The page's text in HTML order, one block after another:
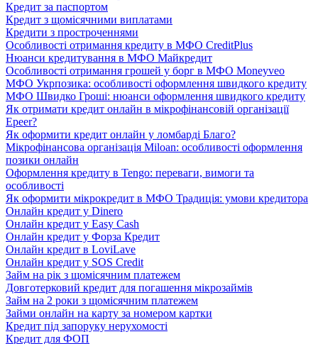
Кредит за паспортом
Кредит з щомісячними виплатами
Кредити з простроченнями
Особливості отримання кредиту в МФО CreditPlus
Нюанси кредитування в МФО Майкредит
Особливості отримання грошей у борг в МФО Moneyveo
МФО Укрпозика: особливості оформлення швидкого кредиту
МФО Швидко Гроші: нюанси оформлення швидкого кредиту
Як отримати кредит онлайн в мікрофінансовій організації
Epeer?
Як оформити кредит онлайн у ломбарді Благо?
Мікрофінансова організація Miloan: особливості оформлення
позики онлайн
Оформлення кредиту в Tengo: переваги, вимоги та
особливості
Як оформити мікрокредит в МФО Традиція: умови кредитора
Онлайн кредит у Dinero
Онлайн кредит у Easy Cash
Онлайн кредит у Форза Кредит
Онлайн кредит в LoviLave
Онлайн кредит у SOS Credit
Займ на рік з щомісячним платежем
Довготерковий кредит для погашення мікрозаймів
Займ на 2 роки з щомісячним платежем
Займи онлайн на карту за номером картки
Кредит під запоруку нерухомості
Кредит для ФОП